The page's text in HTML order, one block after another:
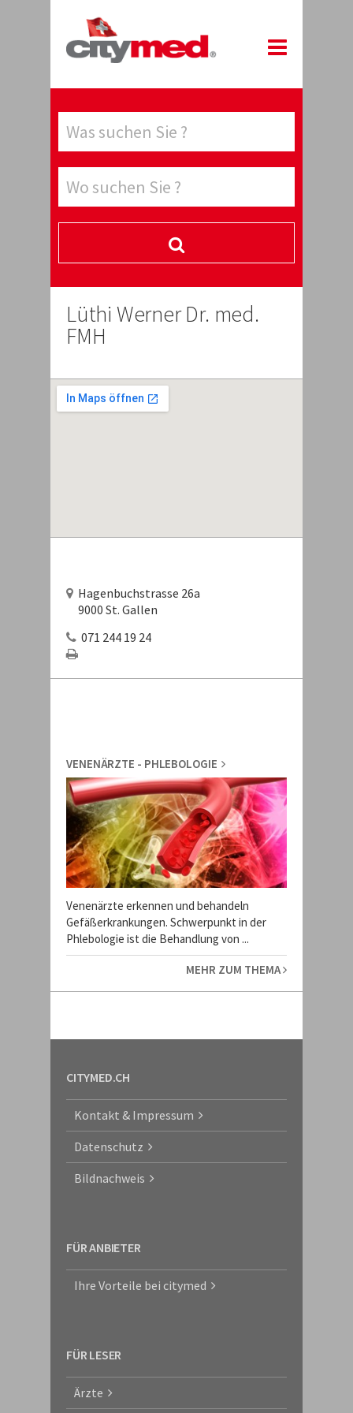
Lüthi Werner Dr. med.
FMH
Hagenbuchstrasse 26a
9000 St. Gallen
071 244 19 24
VENENÄRZTE - PHLEBOLOGIE
Venenärzte erkennen und behandeln
Gefäßerkrankungen. Schwerpunkt in der
Phlebologie ist die Behandlung von ...
MEHR ZUM THEMA
CITYMED.CH
Kontakt & Impressum
Datenschutz
Bildnachweis
FÜR ANBIETER
Ihre Vorteile bei citymed
FÜR LESER
Ärzte